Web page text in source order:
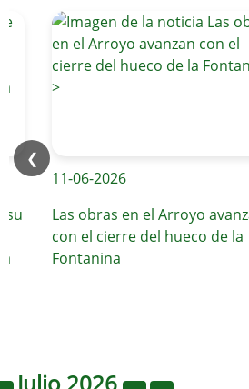
❮
11-06-2026
Las obras en el Arroyo avanzan
con el cierre del hueco de la
Fontanina
Julio 2026